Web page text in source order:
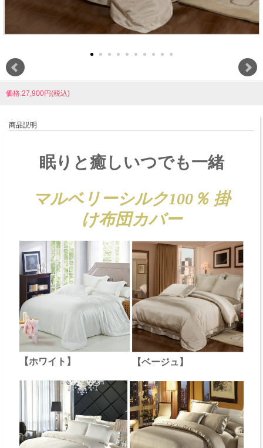
価格:27,900円(税込)
商品説明
眠りと癒しいつでも一緒
マルベリーシルク100％ 掛
け布団カバー
【ホワイト】 【ベージュ】